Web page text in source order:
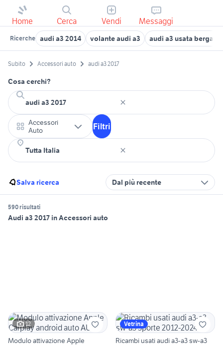
Home Cerca Vendi Messaggi
Ricerche audi a3 2014 volante audi a3 audi a3 usata
Subito Accessori auto audi a3 2017
Cosa cerchi?
Accessori
Auto
Filtri
Salva ricerca Dal più recente
590 risultati
Audi a3 2017 in Accessori auto
12
Modulo attivazione Apple
Vetrina
Ricambi usati audi a3-a3 sw-a3